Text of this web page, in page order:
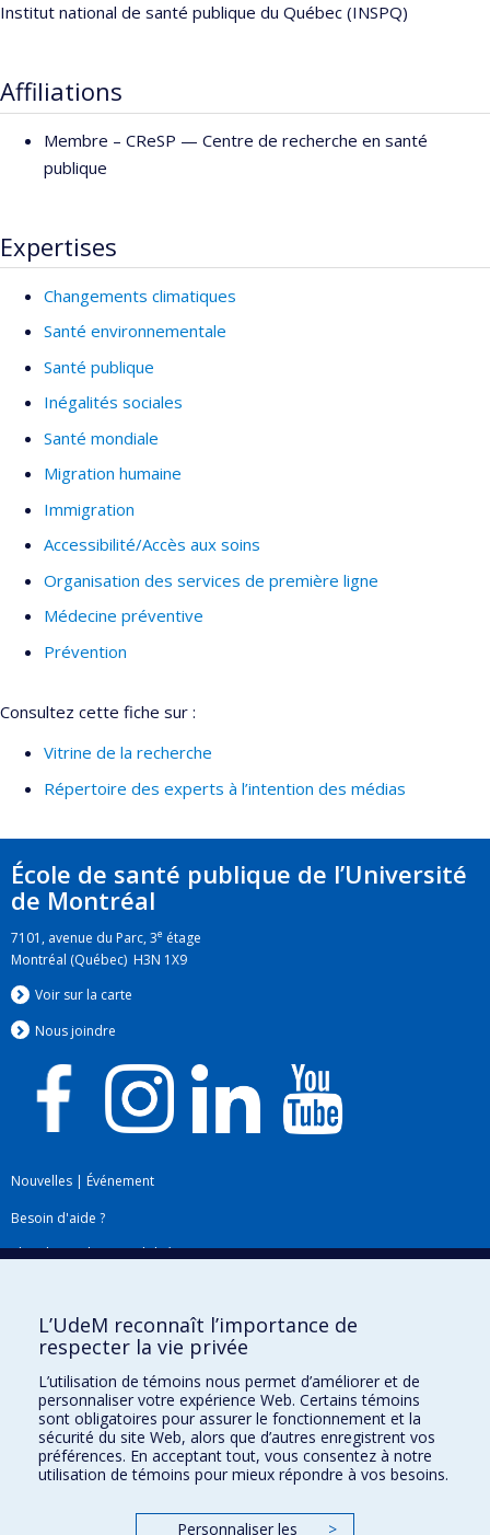
Institut national de santé publique du Québec (INSPQ)
Affiliations
Membre – CReSP — Centre de recherche en santé
publique
Expertises
Changements climatiques
Santé environnementale
Santé publique
Inégalités sociales
Santé mondiale
Migration humaine
Immigration
Accessibilité/Accès aux soins
Organisation des services de première ligne
Médecine préventive
Prévention
Consultez cette fiche sur :
Vitrine de la recherche
Répertoire des experts à l’intention des médias
École de santé publique de l’Université
de Montréal
7101, avenue du Parc, 3e étage
Montréal (Québec) H3N 1X9
Voir sur la carte
Nous joindre
Nouvelles | Événement
Besoin d'aide ?
Plan du site|Accessibilité
Téléchargez les logos de l'ESPUM
L’UdeM reconnaît l’importance de
respecter la vie privée
L’utilisation de témoins nous permet d’améliorer et de
personnaliser votre expérience Web. Certains témoins
sont obligatoires pour assurer le fonctionnement et la
sécurité du site Web, alors que d’autres enregistrent vos
préférences. En acceptant tout, vous consentez à notre
utilisation de témoins pour mieux répondre à vos besoins.
Personnaliser les >